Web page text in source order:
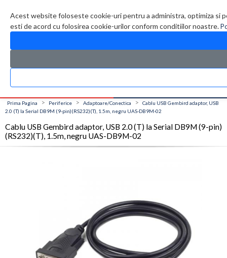
Acest website foloseste cookie-uri pentru a administra, optimiza si
esti de acord cu folosirea cookie-urilor conform conditiilor noastre.
0 produs(e)
CATALOG PRODUSE
Prima Pagina > Periferice > Adaptoare/Conectica >
Cablu USB Gembird adaptor, USB
2.0 (T) la Serial DB9M (9-pin)(RS232)(T), 1.5m, negru UAS-DB9M-02
Cablu USB Gembird adaptor, USB 2.0 (T) la Serial DB9M (9-pin)
(RS232)(T), 1.5m, negru UAS-DB9M-02